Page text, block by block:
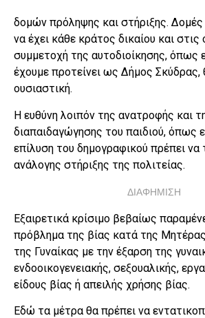
δομών πρόληψης και στήριξης.
να έχει κάθε κράτος δικαίου και
συμμετοχή της αυτοδιοίκησης, όπως
έχουμε προτείνει ως Δήμος Σκύδρας,
ουσιαστική.
Η ευθύνη λοιπόν της ανατροφής και
διαπαιδαγώγησης του παιδιού, όπως
επίλυση του δημογραφικού πρέπει να
ανάλογης στήριξης της πολιτείας.
ΔΙΑΦΗΜΙΣΗ
Εξαιρετικά κρίσιμο βεβαίως
πρόβλημα της βίας κατά της Μητέρας
της Γυναίκας με την έξαρση της
ενδοοικογενειακής, σεξουαλικής,
είδους βίας ή απειλής χρήσης βίας.
Εδώ τα μέτρα θα πρέπει να